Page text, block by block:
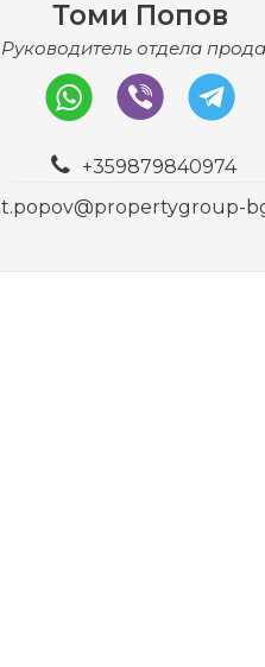
Томи Попов
Руководитель отдела
+359879840974
t.popov@propertygroup-